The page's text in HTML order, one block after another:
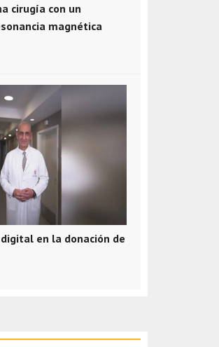
cirugía con un
magnética
en la donación de